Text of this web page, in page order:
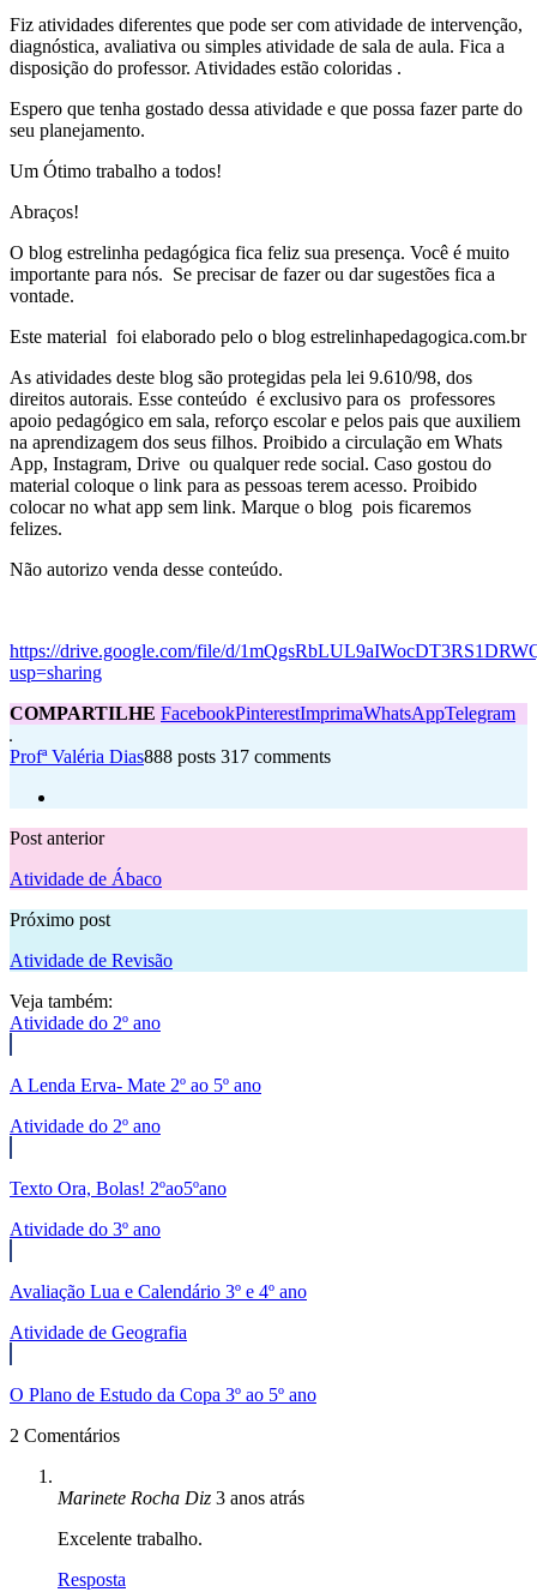
Fiz atividades diferentes que pode ser com atividade de intervenção,
diagnóstica, avaliativa ou simples atividade de sala de aula. Fica a
disposição do professor. Atividades estão coloridas .
Espero que tenha gostado dessa atividade e que possa fazer parte do
seu planejamento.
Um Ótimo trabalho a todos!
Abraços!
O blog estrelinha pedagógica fica feliz sua presença. Você é muito
importante para nós. Se precisar de fazer ou dar sugestões fica a
vontade.
Este material foi elaborado pelo o blog estrelinhapedagogica.com.br
As atividades deste blog são protegidas pela lei 9.610/98, dos
direitos autorais. Esse conteúdo é exclusivo para os professores
apoio pedagógico em sala, reforço escolar e pelos pais que auxiliem
na aprendizagem dos seus filhos. Proibido a circulação em Whats
App, Instagram, Drive ou qualquer rede social. Caso gostou do
material coloque o link para as pessoas terem acesso. Proibido
colocar no what app sem link. Marque o blog pois ficaremos
felizes.
Não autorizo venda desse conteúdo.
https://drive.google.com/file/d/
usp=sharing
COMPARTILHE FacebookPinterestImprimaWhatsAppTelegram
Profª Valéria Dias888 posts 317 comments
Post anterior
Atividade de Ábaco
Próximo post
Atividade de Revisão
Veja também:
Atividade do 2º ano
A Lenda Erva- Mate 2º ao 5º ano
Atividade do 2º ano
Texto Ora, Bolas! 2ºao5ºano
Atividade do 3º ano
Avaliação Lua e Calendário 3º e 4º ano
Atividade de Geografia
O Plano de Estudo da Copa 3º ao 5º ano
2 Comentários
Marinete Rocha Diz 3 anos atrás
Excelente trabalho.
Resposta